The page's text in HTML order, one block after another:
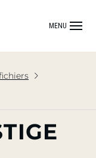
MENU